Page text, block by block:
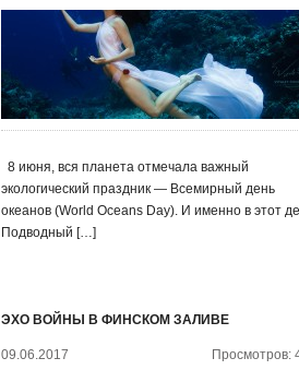
8 июня, вся планета отмечала важный
экологический праздник — Всемирный день
океанов (World Oceans Day). И именно в этот
Подводный […]
ЭХО ВОЙНЫ В ФИНСКОМ ЗАЛИВЕ
09.06.2017 Просмотров: